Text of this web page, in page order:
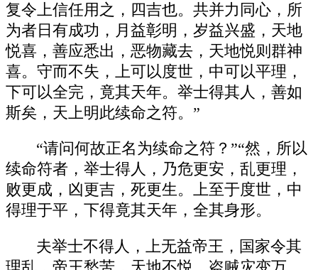
复令上信任用之，四吉也。共并力同心，所
为者日有成功，月益彰明，岁益兴盛，天地
悦喜，善应悉出，恶物藏去，天地悦则群神
喜。守而不失，上可以度世，中可以平理，
下可以全完，竟其天年。举士得其人，善如
斯矣，天上明此续命之符。”
“请问何故正名为续命之符？”“然，所以
续命符者，举士得人，乃危更安，乱更理，
败更成，凶更吉，死更生。上至于度世，中
得理于平，下得竟其天年，全其身形。
夫举士不得人，上无益帝王，国家令其